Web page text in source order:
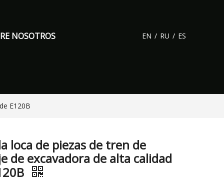
NOSOTROS
EN / RU / ES
E120B
loca de piezas de tren de
de excavadora de alta calidad